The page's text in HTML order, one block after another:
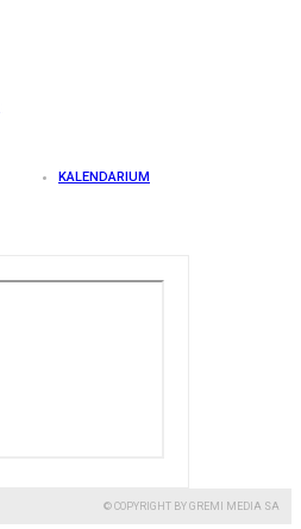
KALENDARIUM
© COPYRIGHT BY GREMI MEDIA SA